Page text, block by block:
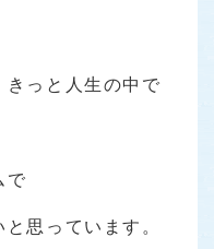
っと人生の中で
で
思っています。